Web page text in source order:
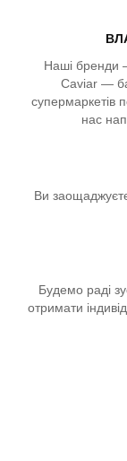
Наші бренди
Caviar —
супермаркетів
нас
Ви
Будемо раді
отримати